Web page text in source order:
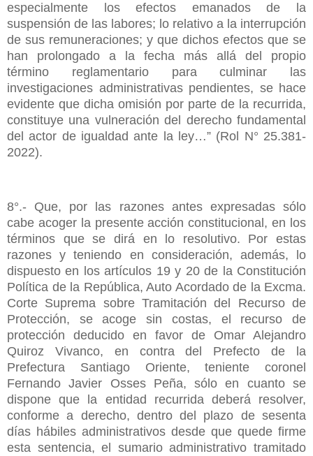
especialmente los efectos emanados de la
suspensión de las labores; lo relativo a la interrupción
de sus remuneraciones; y que dichos efectos que se
han prolongado a la fecha más allá del propio
término reglamentario para culminar las
investigaciones administrativas pendientes, se hace
evidente que dicha omisión por parte de la recurrida,
constituye una vulneración del derecho fundamental
del actor de igualdad ante la ley…” (Rol N° 25.381-
2022).
8°.- Que, por las razones antes expresadas sólo
cabe acoger la presente acción constitucional, en los
términos que se dirá en lo resolutivo. Por estas
razones y teniendo en consideración, además, lo
dispuesto en los artículos 19 y 20 de la Constitución
Política de la República, Auto Acordado de la Excma.
Corte Suprema sobre Tramitación del Recurso de
Protección, se acoge sin costas, el recurso de
protección deducido en favor de Omar Alejandro
Quiroz Vivanco, en contra del Prefecto de la
Prefectura Santiago Oriente, teniente coronel
Fernando Javier Osses Peña, sólo en cuanto se
dispone que la entidad recurrida deberá resolver,
conforme a derecho, dentro del plazo de sesenta
días hábiles administrativos desde que quede firme
esta sentencia, el sumario administrativo tramitado